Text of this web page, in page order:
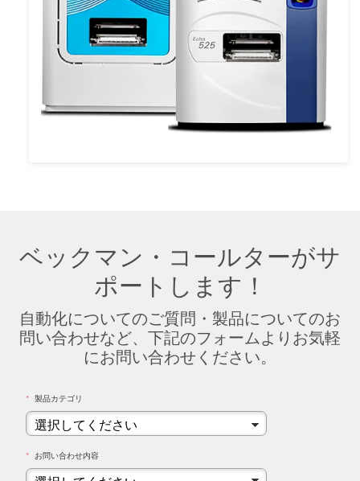
ベックマン・コールターがサ
ポートします！
自動化についてのご質問・製品についてのお
問い合わせなど、下記のフォームよりお気軽
にお問い合わせください。
* 製品カテゴリ
* お問い合わせ内容